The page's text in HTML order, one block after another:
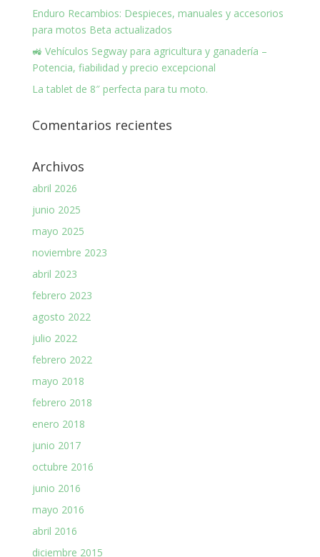
Enduro Recambios: Despieces, manuales y accesorios
para motos Beta actualizados
🚜 Vehículos Segway para agricultura y ganadería –
Potencia, fiabilidad y precio excepcional
La tablet de 8″ perfecta para tu moto.
Comentarios recientes
Archivos
abril 2026
junio 2025
mayo 2025
noviembre 2023
abril 2023
febrero 2023
agosto 2022
julio 2022
febrero 2022
mayo 2018
febrero 2018
enero 2018
junio 2017
octubre 2016
junio 2016
mayo 2016
abril 2016
diciembre 2015